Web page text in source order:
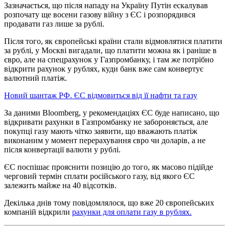
Зазначається, що після нападу на Україну Путін ескалував
розпочату ще восени газову війну з ЄС і розпорядився
продавати газ лише за рублі.
Після того, як європейські країни стали відмовлятися платити
за рублі, у Москві вигадали, що платити можна як і раніше в
євро, але на спецрахунок у Газпромбанку, і там же потрібно
відкрити рахунок у рублях, куди банк вже сам конвертує
валютний платіж.
Новий шантаж РФ. ЄС відмовиться від її нафти та газу
За даними Bloomberg, у рекомендаціях ЄС буде написано, що
відкривати рахунки в Газпромбанку не забороняється, але
покупці газу мають чітко заявити, що вважають платіж
виконаним у момент перерахування євро чи доларів, а не
після конвертації валюти у рублі.
ЄС поспішає прояснити позицію до того, як масово підійде
черговий термін сплати російського газу, від якого ЄС
залежить майже на 40 відсотків.
Декілька днів тому повідомлялося, що вже 20 європейських
компаній відкрили рахунки для оплати газу в рублях.